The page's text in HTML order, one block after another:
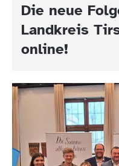
Die neue
Landkreis
online!